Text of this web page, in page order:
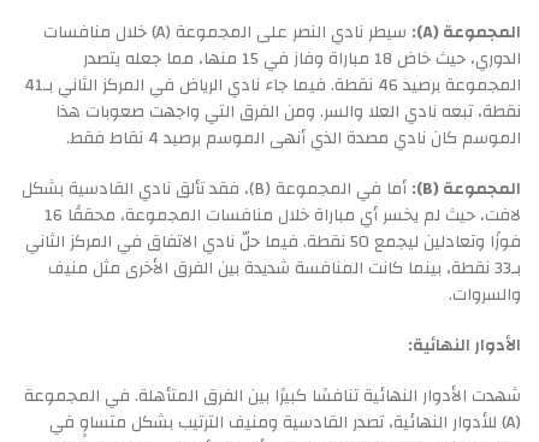
المجموعة (A):
سيطر نادي النصر على المجموعة (A) خلال منافسات
الدوري، حيث خاض 18 مباراة وفاز في 15 منها، مما جعله يتصدر
المجموعة برصيد 46 نقطة. فيما جاء نادي الرياض في المركز الثاني بـ41
نقطة، تبعه نادي العلا والسر. ومن الفرق التي واجهت صعوبات هذا
الموسم كان نادي مصدة الذي أنهى الموسم برصيد 4 نقاط فقط.
المجموعة (B):
أما في المجموعة (B)، فقد تألق نادي القادسية بشكل
لافت، حيث لم يخسر أي مباراة خلال منافسات المجموعة، محققًا 16
فوزًا وتعادلين ليجمع 50 نقطة. فيما حلّ نادي الاتفاق في المركز الثاني
بـ33 نقطة، بينما كانت المنافسة شديدة بين الفرق الأخرى مثل منيف
والسروات.
الأدوار النهائية:
شهدت الأدوار النهائية تنافسًا كبيرًا بين الفرق المتأهلة. في المجموعة
(A) للأدوار النهائية، تصدر القادسية ومنيف الترتيب بشكل متساوٍ في